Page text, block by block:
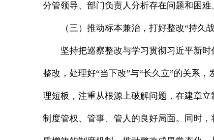
分管领导、部门负责人分析存在问题和困
（三）推动标本兼治，打好整改“持久
坚持把巡察整改与学习贯彻习近平新
整改，处理好“当下改”与“长久立”的关系
理短板，注重从根源上破解问题，在建章
制度管权、管事、管人的良好局面。同时